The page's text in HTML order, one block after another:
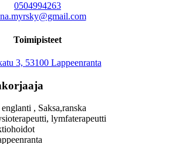
0504994263
Toimipisteet
3, 53100 Lappeenranta
, Saksa,ranska
lymfaterapeutti